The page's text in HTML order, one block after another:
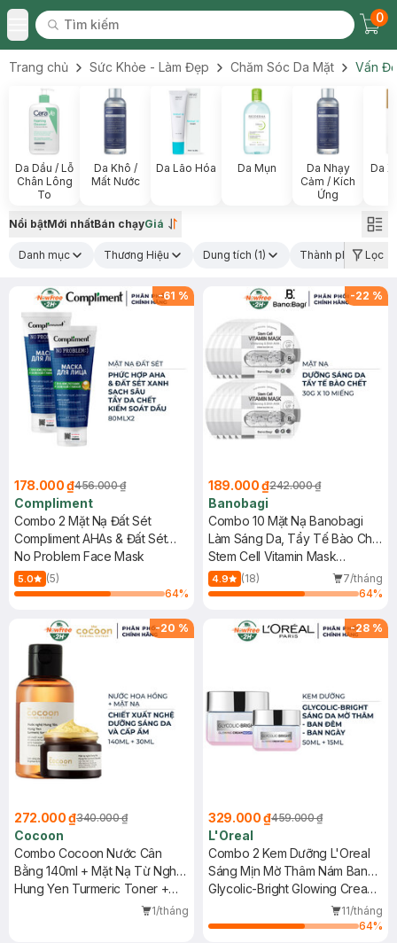
Toggle Menu
Tìm kiếm
Tìm kiếm
0
Trang chủ Sức Khỏe - Làm Đẹp Chăm Sóc Da Mặt Vấn
Da Dầu / Lỗ
Chân Lông
To
Da Khô /
Mất Nước
Da Lão Hóa Da Mụn
Da Nhạy
Cảm / Kích
Ứng
Da
Nổi bậtMới nhấtBán chạyGiá
Danh mục Thương Hiệu Dung tích (1) Thành phần nổi bật
Lọc
-61 %
178.000 ₫456.000 ₫
Compliment
Combo 2 Mặt Nạ Đất Sét
Compliment AHAs & Đất Sét
Xanh Sạch Sâu 80ml
No Problem Face Mask
5.0
(5)
64%
-22 %
189.000 ₫242.000 ₫
Banobagi
Combo 10 Mặt Nạ Banobagi
Làm Sáng Da, Tẩy Tế Bào Chết
30g
Stem Cell Vitamin Mask
Whitening & BHA-AHA
4.9 (18)
7/tháng
64%
-20 %
272.000 ₫340.000 ₫
Cocoon
Combo Cocoon Nước Cân
Bằng 140ml + Mặt Nạ Từ Nghệ
Hưng Yên 30ml
Hung Yen Turmeric Toner +
Hung Yen Turmeric Face Mask
1/tháng
-28 %
329.000 ₫459.000 ₫
L'Oreal
Combo 2 Kem Dưỡng L'Oreal
Sáng Mịn Mờ Thâm Nám Ban
Đêm + Ban Ngày 50ml+15ml
Glycolic-Bright Glowing Cream
Night + Cream Day - SPF 1711/tháng
64%